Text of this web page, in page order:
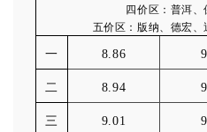
四价区：普洱、
五价区：版纳、德宏、
一 8.86
二 8.94
三 9.01